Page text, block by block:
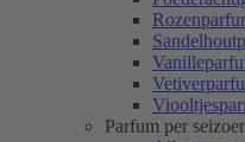
Parfum per